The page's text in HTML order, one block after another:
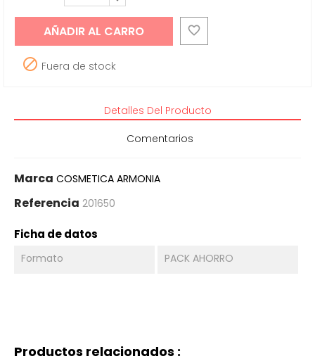
AÑADIR AL CARRO 
 Fuera de stock
Detalles Del Producto
Comentarios
Marca COSMETICA ARMONIA
Referencia 201650
Ficha de datos
Formato PACK AHORRO
Productos relacionados :